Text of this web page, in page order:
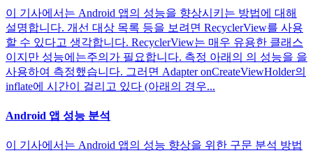
이 기사에서는 Android 앱의 성능을 향상시키는 방법에 대해
설명합니다. 개선 대상 목록 등을 보려면 RecyclerView를 사용
할 수 있다고 생각합니다. RecyclerView는 매우 유용한 클래스
이지만 성능에는주의가 필요합니다. 측정 아래의 의 성능을 을
사용하여 측정했습니다. 그러면 Adapter onCreateViewHolder의
inflate에 시간이 걸리고 있다 (아래의 경우...
Android 앱 성능 분석
이 기사에서는 Android 앱의 성능 향상을 위한 구문 분석 방법